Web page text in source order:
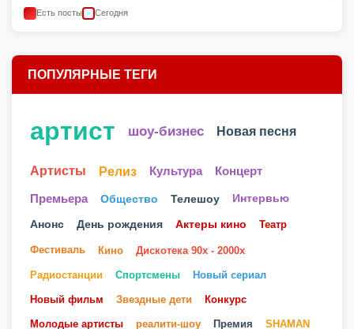
Есть посты Сегодня
ПОПУЛЯРНЫЕ ТЕГИ
артист шоу-бизнес Новая песня
Артисты Релиз Культура Концерт
Премьера Общество Телешоу Интервью
Анонс День рождения Актеры кино Театр
Фестиваль Кино Дискотека 90х - 2000х
Радиостанции Спортсмены Новый сериал
Новый фильм Звездные дети Конкурс
Молодые артисты реалити-шоу Премия SHAMAN